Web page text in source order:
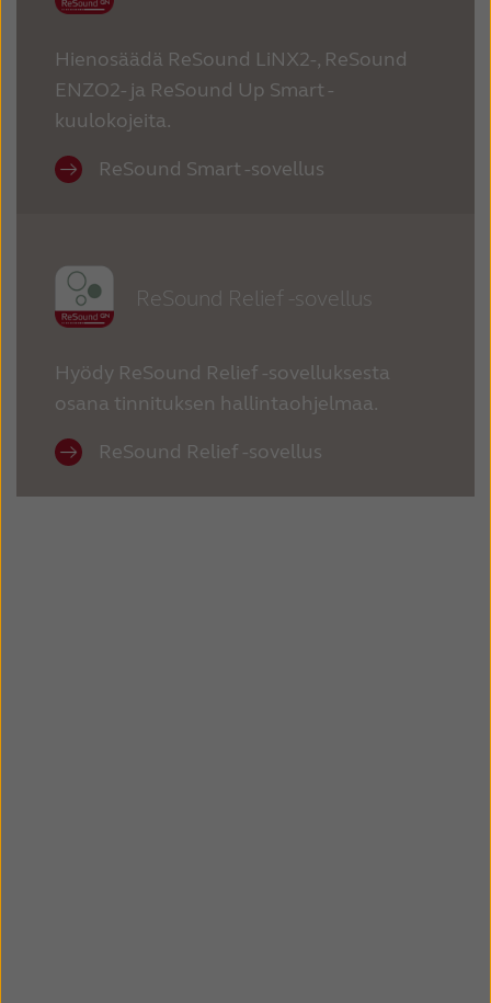
Hienosäädä ReSound LiNX2-, ReSound
ENZO2- ja ReSound Up Smart -
kuulokojeita.
ReSound Smart -sovellus
ReSound Relief -sovellus
Hyödy ReSound Relief -sovelluksesta
osana tinnituksen hallintaohjelmaa.
ReSound Relief -sovellus